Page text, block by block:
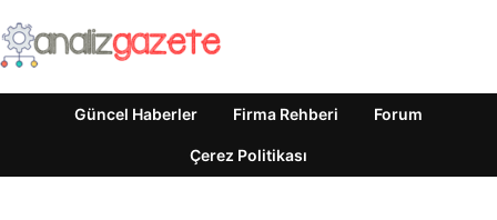
Güncel Haberler Firma Rehberi Forum
Çerez Politikası